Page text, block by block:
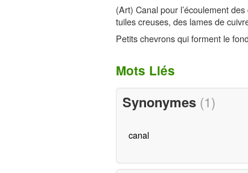
(Art) Canal pour l’écoulement
tuiles creuses, des lames de
Petits chevrons qui forment le
Mots Liés
Synonymes (1)
canal